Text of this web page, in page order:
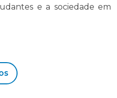
e a sociedade em